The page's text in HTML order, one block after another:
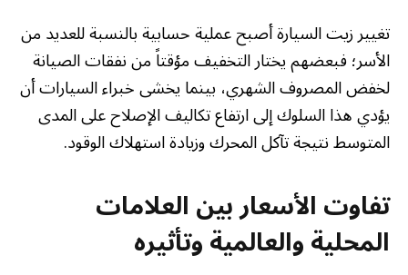
تغيير زيت السيارة أصبح عملية حسابية بالنسبة للعديد من
الأسر؛ فبعضهم يختار التخفيف مؤقتاً من نفقات الصيانة
لخفض المصروف الشهري، بينما يخشى خبراء السيارات أن
يؤدي هذا السلوك إلى ارتفاع تكاليف الإصلاح على المدى
المتوسط نتيجة تآكل المحرك وزيادة استهلاك الوقود.
تفاوت الأسعار بين العلامات
المحلية والعالمية وتأثيره